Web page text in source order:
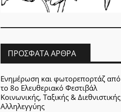
ΠΡΌΣΦΑΤΑ ΆΡΘΡΑ
Ενημέρωση και φωτορεπορτάζ από
το 8ο Ελευθεριακό Φεστιβάλ
Κοινωνικής, Ταξικής & Διεθνιστικής
Αλληλεγγύης